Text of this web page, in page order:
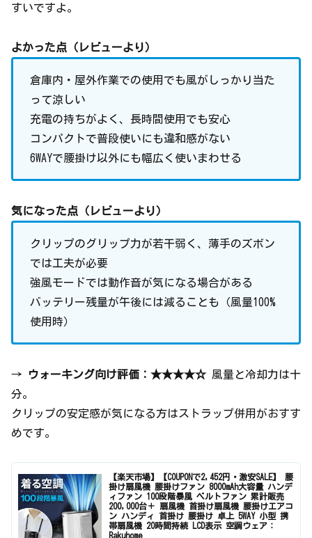
すいですよ。
よかった点（レビューより）
倉庫内・屋外作業での使用でも風がしっかり当た
って涼しい
充電の持ちがよく、長時間使用でも安心
コンパクトで普段使いにも違和感がない
6WAYで腰掛け以外にも幅広く使いまわせる
気になった点（レビューより）
クリップのグリップ力が若干弱く、薄手のズボン
では工夫が必要
強風モードでは動作音が気になる場合がある
バッテリー残量が午後には減ることも（風量100%
使用時）
→ ウォーキング向け評価：★★★★☆風量と冷却力は十
分。
クリップの安定感が気になる方はストラップ併用がおすす
めです。
【楽天市場】【COUPONで2,452円・激安SALE】 腰
掛け扇風機 腰掛けファン 8000mAh大容量 ハンデ
ィファン 100段階暴風 ベルトファン 累計販売
200,000台＋ 扇風機 首掛け扇風機 腰掛けエアコ
ン ハンディ 首掛け 腰掛け 卓上 5WAY 小型 携
帯扇風機 20時間持続 LCD表示 空調ウェア：
Rakuhome